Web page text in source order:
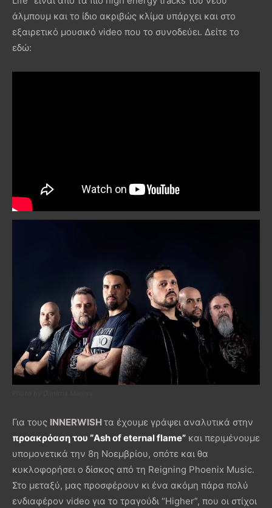
άλμπουμ και το ίδιο ακριβώς κλίμα υπάρχει και στο
εξαιρετικό μουσικό video που το συνοδεύει. Δείτε το
εδώ:
Για τους INNERWISHτα έχουμε γράψει αναλυτικά στην
προακρόαση του “Ash of eternal flame” και περιμένουμε
υπομονετικά την 8η Νοεμβρίου, οπότε και θα
κυκλοφορήσει ο δίσκος από τη Reigning Phoenix Music.
Στο μεταξύ, μας προσφέρουν κι ένα ακόμη πάρα πολύ
ενδιαφέρον video για το τραγούδι “Higher”, που οι στίχοι